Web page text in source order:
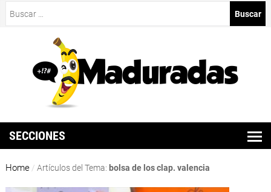
SECCIONES
Home / Artículos del Tema: bolsa de los clap. valencia